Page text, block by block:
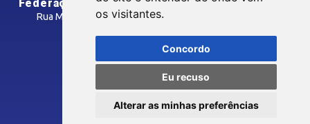
os visitantes.
Concordo
Eu recuso
Alterar as minhas preferências
Federação das Indústrias do Estado da Paraíba
Rua Manoel Gonçalves Guimarães, 195 - José Pinheiro
Como Chegar
© 2026 FIEPB
Termos de Uso